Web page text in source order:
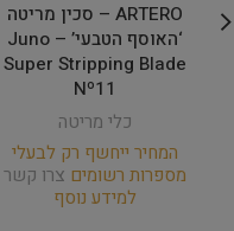
ARTERO – סכין מריטה
‘האוסף הטבעי’ Juno –
Super Stripping Blade
Nº11
כלי מריטה
המחיר ייחשף רק לבעלי
מספרות רשומים צרו קשר
למידע נוסף